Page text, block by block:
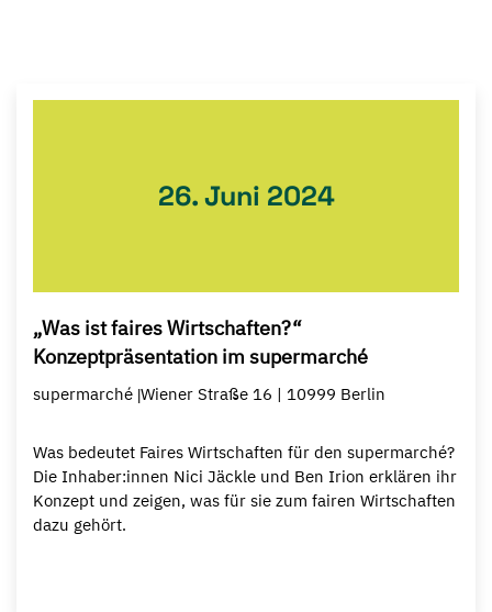
26. Juni 2024
„Was ist faires Wirtschaften?“
Konzeptpräsentation im supermarché
supermarché Wiener Straße 16 | 10999 Berlin
Was bedeutet Faires Wirtschaften für den supermarché?
Die Inhaber:innen Nici Jäckle und Ben Irion erklären ihr
Konzept und zeigen, was für sie zum fairen Wirtschaften
dazu gehört.